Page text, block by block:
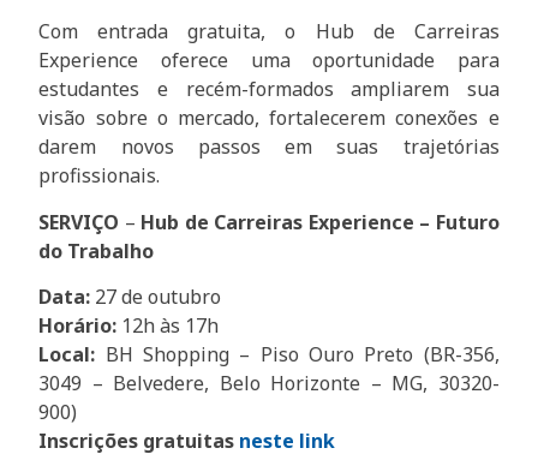
Com entrada gratuita, o Hub de Carreiras
Experience oferece uma oportunidade para
estudantes e recém-formados ampliarem sua
visão sobre o mercado, fortalecerem conexões e
darem novos passos em suas trajetórias
profissionais.
SERVIÇO – Hub de Carreiras Experience – Futuro
do Trabalho
Data: 27 de outubro
Horário: 12h às 17h
Local: BH Shopping – Piso Ouro Preto (BR-356,
3049 – Belvedere, Belo Horizonte – MG, 30320-
900)
Inscrições gratuitas neste link